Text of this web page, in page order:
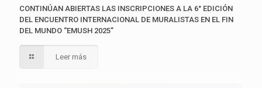
CONTINÚAN ABIERTAS LAS INSCRIPCIONES A LA 6° EDICIÓN
DEL ENCUENTRO INTERNACIONAL DE MURALISTAS EN EL FIN
DEL MUNDO “EMUSH 2025”
Leer más